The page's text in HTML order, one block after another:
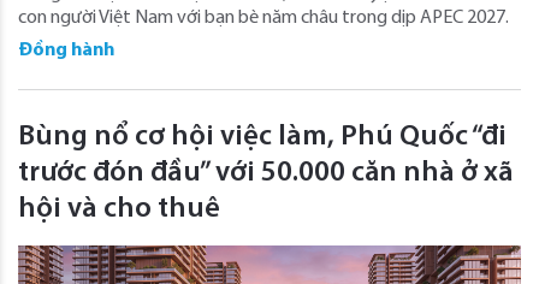
con người Việt Nam với bạn bè năm châu trong dịp APEC 2027.
Đồng hành
Bùng nổ cơ hội việc làm, Phú Quốc “đi
trước đón đầu” với 50.000 căn nhà ở xã
hội và cho thuê